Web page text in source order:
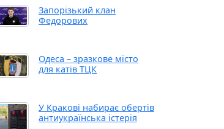
Запорізький клан
Федорових
Одеса – зразкове місто
для катів ТЦК
У Кракові набирає обертів
антиукраїнська істерія